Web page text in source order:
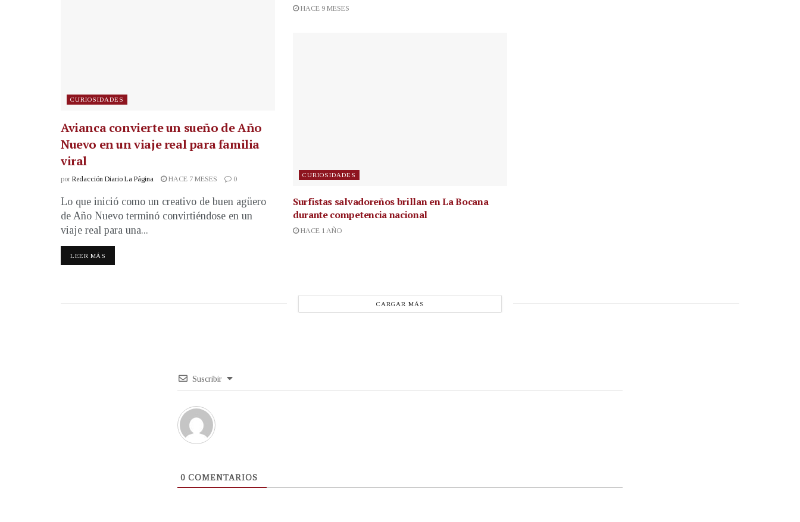
CURIOSIDADES
Avianca convierte un sueño de Año
Nuevo en un viaje real para familia
viral
por Redacción Diario La Página HACE 7 MESES 0
Lo que inició como un creativo de buen agüero
de Año Nuevo terminó convirtiéndose en un
viaje real para una...
LEER MÁS
HACE 9 MESES
CURIOSIDADES
Surfistas salvadoreños brillan en La Bocana
durante competencia nacional
HACE 1 AÑO
CARGAR MÁS
Suscribir
0 COMENTARIOS